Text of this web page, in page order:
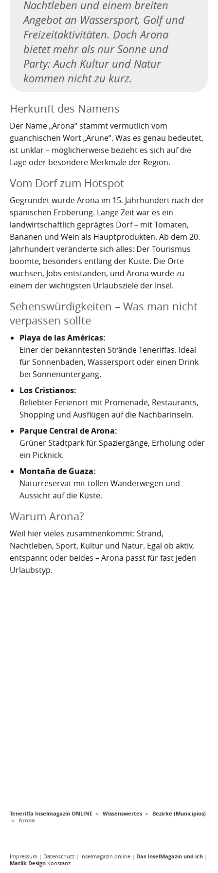
Los Gigantes
Das Observatorium
Pyramiden von Güímar
Giftige Insekten und Spinnen auf den Kanaren
Riesenkalmare in den Gewässern um die Kanarischen
Inseln
Garachico
Granadilla de Abona
Güímar
Guía de Isora
La Guancha
La Orotava
La Victoria de Acentejo
Los Realejos
Los Silos
Puerto de la Cruz
San Cristóbal de La Laguna
San Juan de la Rambla
San Miguel de Abona
Santa Cruz de Tenerife
Santa Úrsula
Santiago del Teide
Tacoronte
Tegueste
Achamán - Himmelsgott der Guanchen
Guayota - Teide, Feuer und die Logik der Angst
Magec - Sonne, Licht und Kalenderwissen
Chaxiraxi - Muttergöttin der Guanchen
San Borondón
Wie Kastilien die Kanarischen Inseln unterwarf
Die Schlachten um Teneriffa
Der Widerstand
Piratenangriffe auf Teneriffa im 16. Jahrhundert
François Le Clerc
Amaro Pargo
Garachico 1706
Die Schlacht von Santa Cruz 1797
Kartoffelrevolution 1846
Verworfenes Exil
Franco auf Teneriffa
Thor Heyerdahl und die Pyramiden von Güímar
Nachhaltig bauen und sanieren auf den Kanaren
Walbeobachtung statt Show
Star Wars auf Teneriffa?
Ferienwohnungen legal vermieten
Finca oder Ferienhaus?
Die Cochenille-Schildlaus
Zwischen Urlaubsparadies und Quantenwunder
Die Geologie Teneriffas
Die Guanchen
Legenden, Geheimnisse und die stille Logik Teneriffas
La Palma und die Tsunami-Erzählung
Nachtleben und einem breiten
Angebot an Wassersport, Golf und
Freizeitaktivitäten. Doch Arona
bietet mehr als nur Sonne und
Party: Auch Kultur und Natur
kommen nicht zu kurz.
Herkunft des Namens
Der Name „Arona“ stammt vermutlich vom
guanchischen Wort „Arune“. Was es genau bedeutet,
ist unklar – möglicherweise bezieht es sich auf die
Lage oder besondere Merkmale der Region.
Vom Dorf zum Hotspot
Gegründet wurde Arona im 15. Jahrhundert nach der
spanischen Eroberung. Lange Zeit war es ein
landwirtschaftlich geprägtes Dorf – mit Tomaten,
Bananen und Wein als Hauptprodukten. Ab dem 20.
Jahrhundert veränderte sich alles: Der Tourismus
boomte, besonders entlang der Küste. Die Orte
wuchsen, Jobs entstanden, und Arona wurde zu
einem der wichtigsten Urlaubsziele der Insel.
Sehenswürdigkeiten – Was man nicht
verpassen sollte
Playa de las Américas:
Einer der bekanntesten Strände Teneriffas. Ideal
für Sonnenbaden, Wassersport oder einen Drink
bei Sonnenuntergang.
Los Cristianos:
Beliebter Ferienort mit Promenade, Restaurants,
Shopping und Ausflügen auf die Nachbarinseln.
Parque Central de Arona:
Grüner Stadtpark für Spaziergänge, Erholung oder
ein Picknick.
Montaña de Guaza:
Naturreservat mit tollen Wanderwegen und
Aussicht auf die Küste.
Warum Arona?
Weil hier vieles zusammenkommt: Strand,
Nachtleben, Sport, Kultur und Natur. Egal ob aktiv,
entspannt oder beides – Arona passt für fast jeden
Urlaubstyp.
Teneriffa Inselmagazin ONLINE ► Wissenswertes ► Bezirke (Municipios)
► Arona
Impressum | Datenschutz | inselmagazin.online | Das InselMagazin und ich |
Matlik Design Konstanz